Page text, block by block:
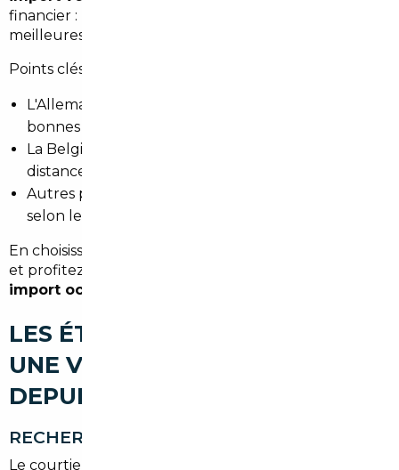
financier : modèles récents, faibles kilométrages et
meilleures finitions pour un coût total inférieur.
Points clés :
L'Allemagne : large choix de marques premium et
bonnes traçabilités d'entretien.
La Belgique : proximité géographique, moindre
distance de transport.
Autres pays d'Europe : opportunités ponctuelles
selon le marché.
En choisissant un service local, vous limitez les risques
et profitez d'un tarif d'import transparent pour votre
import occasion Fresnes
LES ÉTAPES POUR IMPORTER
UNE VOITURE D'OCCASION
DEPUIS FRESNES
RECHERCHE DU VÉHICULE
Le courtier effectue une recherche ciblée selon